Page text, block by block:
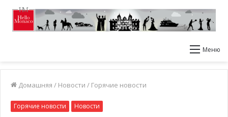
Меню
Домашняя / Новости / Горячие новости
Горячие новости Новости